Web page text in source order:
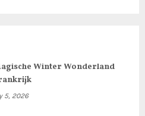
Winter Wonderland
5, 2026